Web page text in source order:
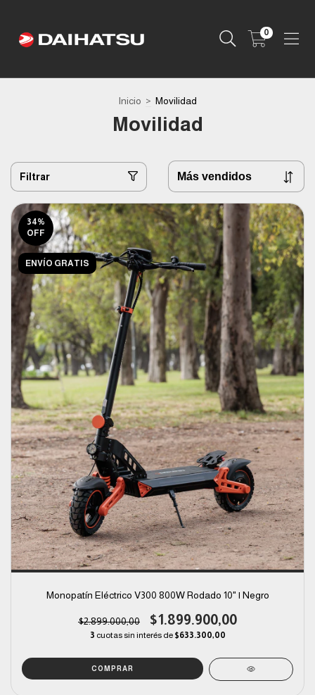
0
Inicio > Movilidad
Movilidad
Filtrar
34%
OFF
ENVÍO GRATIS
Monopatín Eléctrico V300 800W Rodado 10" | Negro
$2.899.000,00 $1.899.900,00
3 cuotas sin interés de $633.300,00